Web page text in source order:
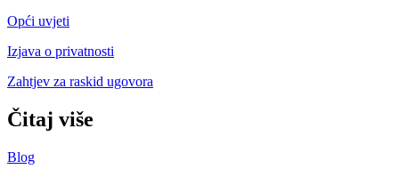
Opći uvjeti
Izjava o privatnosti
Zahtjev za raskid ugovora
Čitaj više
Blog